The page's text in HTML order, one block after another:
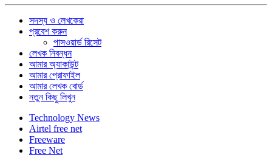
সদস্য ও লেখকেরা
প্রবেশ করুন
পাসওয়ার্ড রিসেট
লেখক নিবন্ধন
আমার অ্যাকাউন্ট
আমার প্রোফাইল
আমার লেখক বোর্ড
নতুন কিছু লিখুন
Technology News
Airtel free net
Freeware
Free Net